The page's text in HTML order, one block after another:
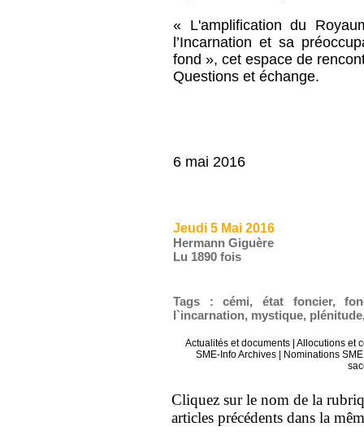
« L'amplification du
l’Incarnation et sa
fond », cet espace de
Questions et échange.
6 mai 2016
Jeudi 5 Mai 2016
Hermann Giguère
Lu 1890 fois
Tags :cémi,état foncier,
l`incarnation, mystique, plénitude
Actualités et documents | Allocutions et
SME-Info Archives | Nominations
Cliquez sur le nom de la
articles précédents dans la